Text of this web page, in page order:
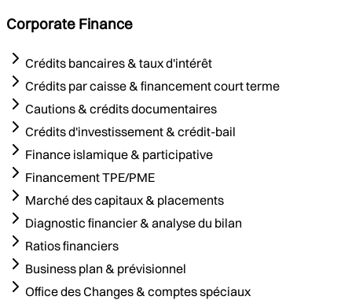
Corporate Finance
Crédits bancaires & taux d'intérêt
Crédits par caisse & financement court terme
Cautions & crédits documentaires
Crédits d'investissement & crédit-bail
Finance islamique & participative
Financement TPE/PME
Marché des capitaux & placements
Diagnostic financier & analyse du bilan
Ratios financiers
Business plan & prévisionnel
Office des Changes & comptes spéciaux